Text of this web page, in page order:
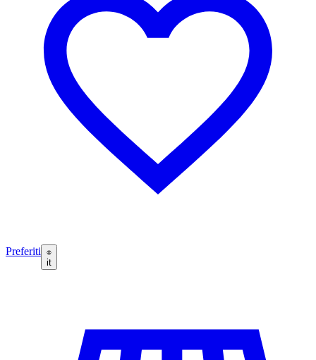
Preferiti
it